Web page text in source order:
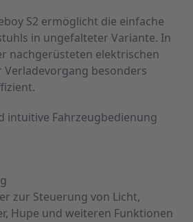
S2 ermöglicht die einfache
in ungefalteter Variante. In
nachgerüsteten elektrischen
besonders
intuitive Fahrzeugbedienung
zur Steuerung von Licht,
Hupe und weiteren Funktionen